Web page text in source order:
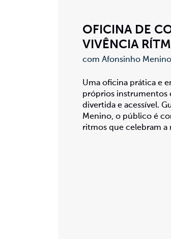
OFICINA DE
VIVÊNCIA
com Afonsinho Menino
Uma oficina prática e
próprios instrumentos
divertida e acessível.
Menino, o público é
ritmos que celebram a